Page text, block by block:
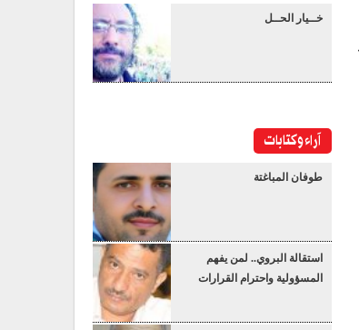
خــيار الحــل
آراء وكتابات
طوفان المباغتة
استقالة البروي.. لمن يفهم
المسؤولية واحترام القرارات